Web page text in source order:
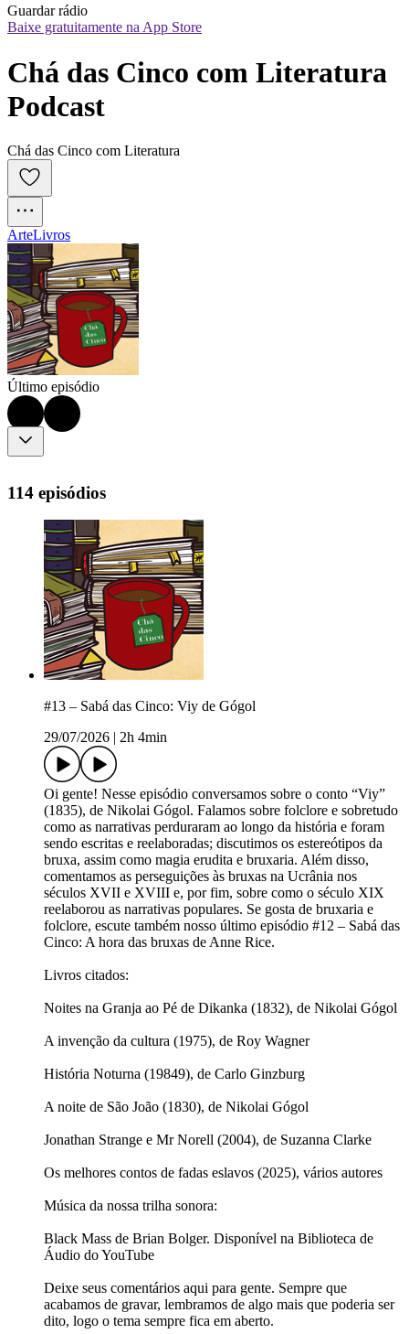
Guardar rádio
Baixe gratuitamente na App Store
Chá das Cinco com Literatura
Podcast
Chá das Cinco com Literatura
ArteLivros
Último episódio
114 episódios
#13 – Sabá das Cinco: Viy de Gógol
29/07/2026
2h 4min
Oi gente! Nesse episódio conversamos sobre o conto “Viy”
(1835), de Nikolai Gógol. Falamos sobre folclore e sobretudo
como as narrativas perduraram ao longo da história e foram
sendo escritas e reelaboradas; discutimos os estereótipos da
bruxa, assim como magia erudita e bruxaria. Além disso,
comentamos as perseguições às bruxas na Ucrânia nos
séculos XVII e XVIII e, por fim, sobre como o século XIX
reelaborou as narrativas populares. Se gosta de bruxaria e
folclore, escute também nosso último episódio #12 – Sabá das
Cinco: A hora das bruxas de Anne Rice.
Livros citados:
Noites na Granja ao Pé de Dikanka (1832), de Nikolai Gógol
A invenção da cultura (1975), de Roy Wagner
História Noturna (19849), de Carlo Ginzburg
A noite de São João (1830), de Nikolai Gógol
Jonathan Strange e Mr Norell (2004), de Suzanna Clarke
Os melhores contos de fadas eslavos (2025), vários autores
Música da nossa trilha sonora:
Black Mass de Brian Bolger. Disponível na Biblioteca de
Áudio do YouTube
Deixe seus comentários aqui para gente. Sempre que
acabamos de gravar, lembramos de algo mais que poderia ser
dito, logo o tema sempre fica em aberto.